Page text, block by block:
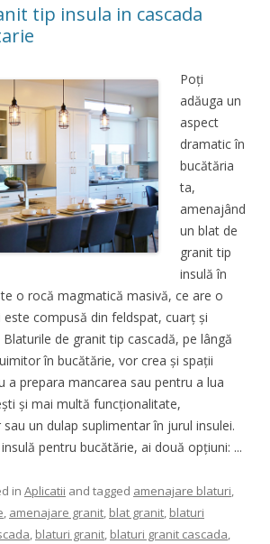
tip insula in cascada
Poți
adăuga un
aspect
dramatic în
bucătăria
ta,
amenajând
un blat de
granit tip
insulă în
o rocă magmatică masivă, ce are o
compusă din feldspat, cuarț și
de granit tip cascadă, pe lângă
în bucătărie, vor crea și spații
a prepara mancarea sau pentru a lua
și mai multă funcționalitate,
un dulap suplimentar în jurul insulei.
pentru bucătărie, ai două opțiuni: ...
in Aplicatii and tagged amenajare blaturi,
, amenajare granit, blat granit, blaturi
, blaturi granit, blaturi granit cascada,